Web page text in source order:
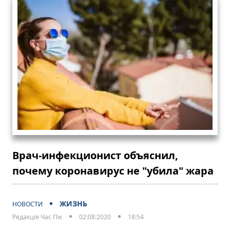
Врач-инфекционист объяснил,
почему коронавирус не "убила" жара
НОВОСТИ ЖИЗНЬ
Редакція Час Пік 02:08:2020 18:54